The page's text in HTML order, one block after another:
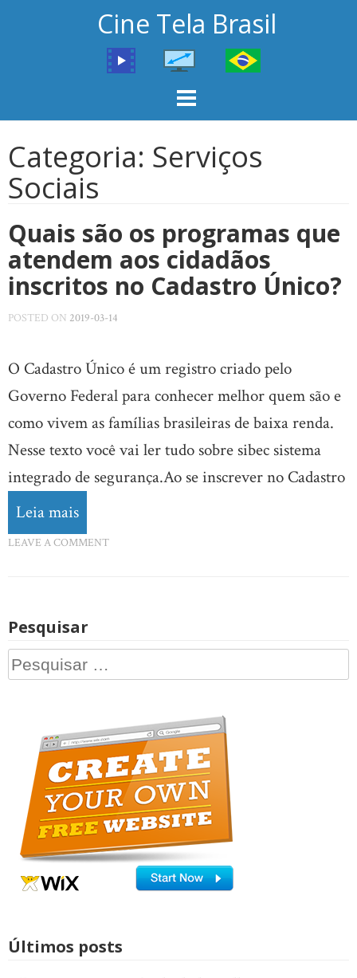
Cine Tela Brasil
Categoria: Serviços
Sociais
Quais são os programas que
atendem aos cidadãos
inscritos no Cadastro Único?
POSTED ON 2019-03-14
O Cadastro Único é um registro criado pelo
Governo Federal para conhecer melhor quem são e
como vivem as famílias brasileiras de baixa renda.
Nesse texto você vai ler tudo sobre sibec sistema
integrado de segurança.Ao se inscrever no Cadastro
Leia mais
LEAVE A COMMENT
Pesquisar
Pesquisar
Últimos posts